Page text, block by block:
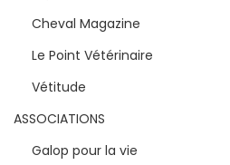
Cheval Magazine
Le Point Vétérinaire
Vétitude
ASSOCIATIONS
Galop pour la vie